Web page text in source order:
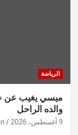
الرياضة
ميسي يغيب عن
والده الراحل
9 أغسطس، 2026